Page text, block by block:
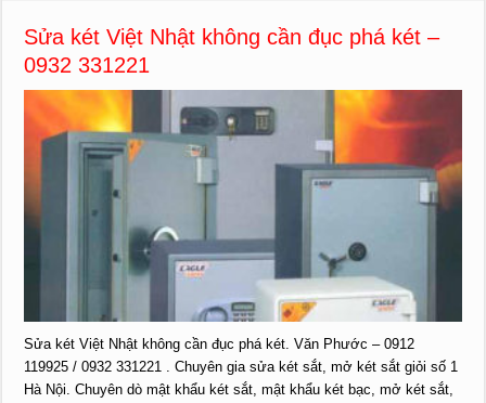
Sửa két Việt Nhật không cần đục phá két –
0932 331221
Sửa két Việt Nhật không cần đục phá két. Văn Phước – 0912
119925 / 0932 331221 . Chuyên gia sửa két sắt, mở két sắt giỏi số 1
Hà Nội. Chuyên dò mật khẩu két sắt, mật khẩu két bạc, mở két sắt,